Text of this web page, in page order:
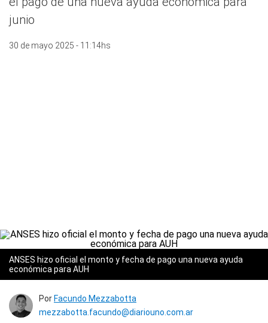
junio
30 de mayo 2025 - 11:14hs
ANSES hizo oficial el monto y fecha de pago una nueva ayuda
económica para AUH
Por Facundo Mezzabotta
mezzabotta.facundo@diariouno.com.ar